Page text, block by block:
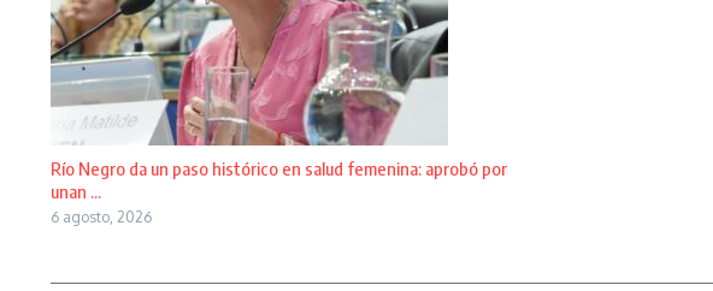
Río Negro da un paso histórico en salud femenina: aprobó por
unan ...
6 agosto, 2026